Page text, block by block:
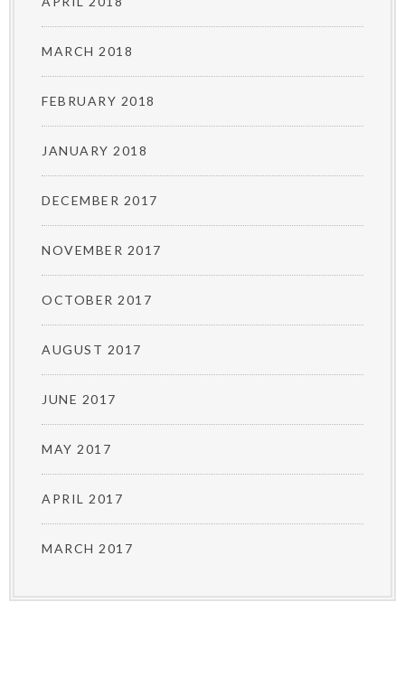
MARCH 2018
FEBRUARY 2018
JANUARY 2018
DECEMBER 2017
NOVEMBER 2017
OCTOBER 2017
AUGUST 2017
JUNE 2017
MAY 2017
APRIL 2017
MARCH 2017